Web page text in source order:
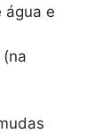
água e